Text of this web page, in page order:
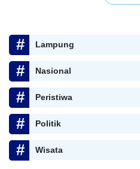
Lampung
Nasional
Peristiwa
Politik
Wisata